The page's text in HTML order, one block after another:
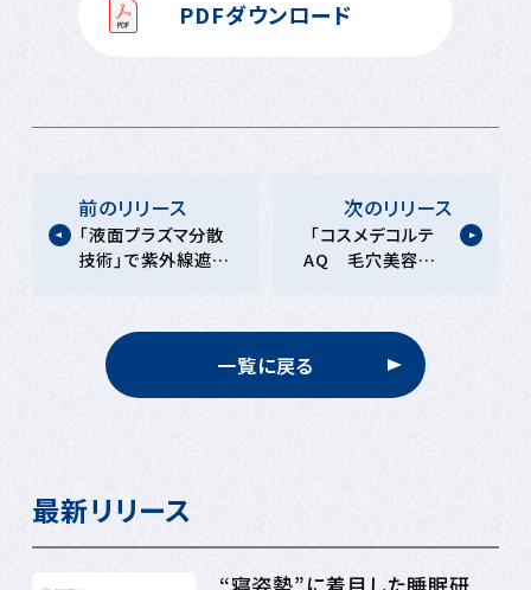
PDFダウンロード
前のリリース
「液面プラズマ分散
技術」で紫外線遮蔽
い、新発想のUVケア
製剤を開発～
次のリリース
「コスメデコルテ
AQ 毛穴美容液オ
Most Innovative
2026 を受賞
一覧に戻る
最新リリース